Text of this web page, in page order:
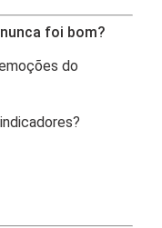
foi bom?
do